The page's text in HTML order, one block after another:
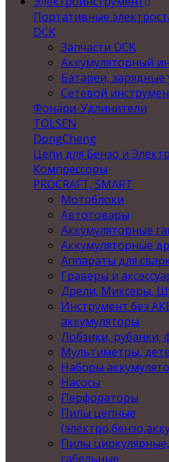
Портативные
DCK
Запчасти DCK
Аккумуляторный
Батареи, зарядные
Сетевой
Фонари-Удлинители
TOLSEN
DongCheng
Цепи для Бензо и
Компрессоры
PROCRAFT, SMART
Мотоблоки
Автотовары
Аккумуляторные
Аккумуляторные
Аппараты для
Граверы и
Дрели, Миксеры,
Инструмент без
аккумуляторы
Лобзики, рубанки,
Мультиметры,
Наборы
Насосы
Перфораторы
Пилы цепные
Пилы
сабельные